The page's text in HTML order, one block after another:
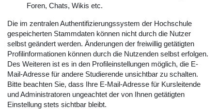
Foren, Chats, Wikis etc.
Die im zentralen Authentifizierungssystem der Hochschule
gespeicherten Stammdaten können nicht durch die Nutzer
selbst geändert werden. Änderungen der freiwillig getätigten
Profilinformationen können durch die Nutzenden selbst erfolgen.
Des Weiteren ist es in den Profileinstellungen möglich, die E-
Mail-Adresse für andere Studierende unsichtbar zu schalten.
Bitte beachten Sie, dass Ihre E-Mail-Adresse für Kursleitende
und Administratoren ungeachtet der von Ihnen getätigten
Einstellung stets sichtbar bleibt.